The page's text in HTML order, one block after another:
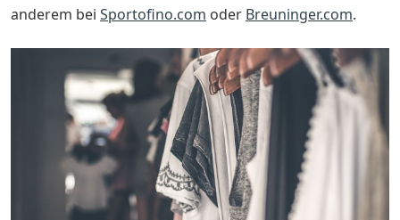
anderem bei Sportofino.com oder Breuninger.com.